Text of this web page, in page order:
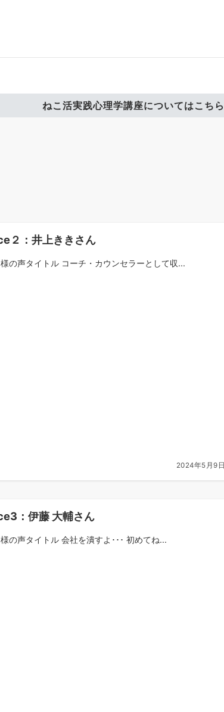
ねこ活実践心理学講座についてはこちら
２：井上ききさん
様の声タイトル コーチ・カウンセラーとして収...
2024年5月9日
：伊藤 大輔さん
様の声タイトル 会社を潰すよ･･･ 初めてね...